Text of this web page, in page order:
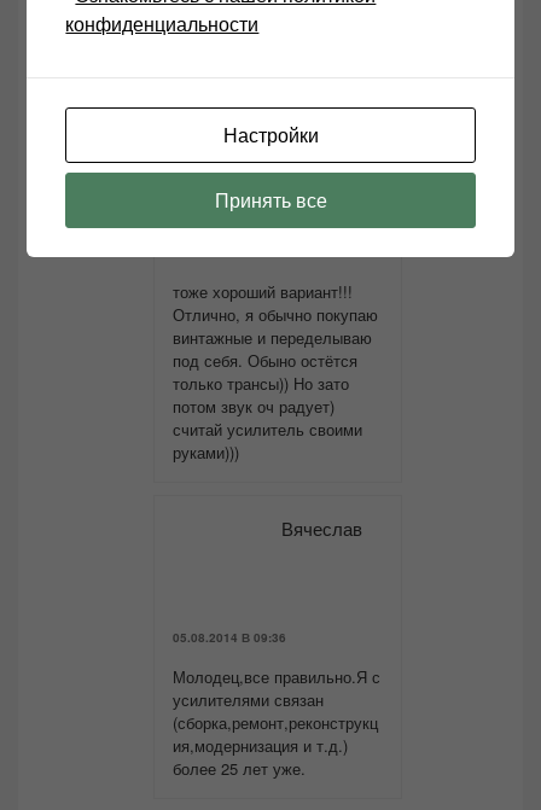
пылящийся блок питания. Думаю
admin
тоже хороший вариант!!!
Отлично, я обычно покупаю
винтажные и переделываю
под себя. Обыно остётся
только трансы)) Но зато
потом звук оч радует)
считай усилитель своими
руками)))
Вячеслав
05.08.2014 В 09:36
Молодец,все правильно.Я с
усилителями связан
(сборка,ремонт,реконструкц
ия,модернизация и т.д.)
более 25 лет уже.
конфиденциальности
Настройки
Принять все